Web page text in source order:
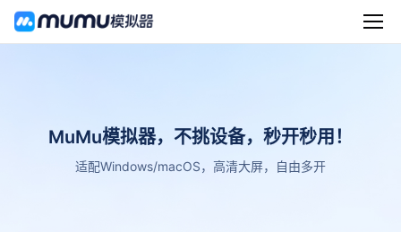
MuMu模拟器，不挑设备，秒开秒用！
适配Windows/macOS，高清大屏，自由多开